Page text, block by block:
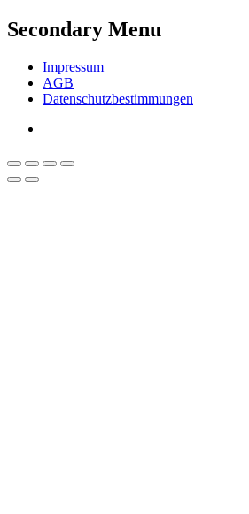
Secondary Menu
Impressum
AGB
Datenschutzbestimmungen